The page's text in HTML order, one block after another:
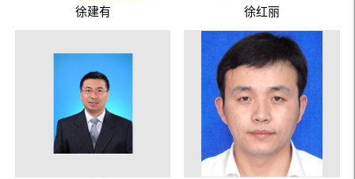
徐建有 徐红丽